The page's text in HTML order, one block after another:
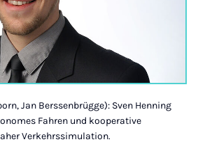
Jan Berssenbrügge): Sven Henning
Fahren und kooperative
Verkehrssimulation.